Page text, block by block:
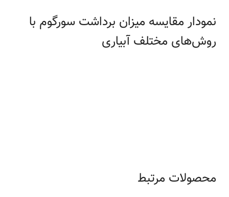
نمودار مقایسه میزان برداشت سورگوم با
روش‌های مختلف آبیاری
محصولات مرتبط